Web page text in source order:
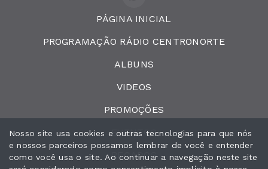
PÁGINA INICIAL
PROGRAMAÇÃO RÁDIO CENTRONORTE
ALBUNS
VIDEOS
PROMOÇÕES
EVENTOS
RECADOS
Nosso site usa cookies e outras tecnologias para que nós
e nossos parceiros possamos lembrar de você e entender
como você usa o site. Ao continuar a navegação neste site